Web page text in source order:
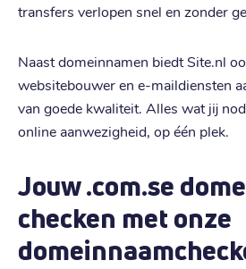
transfers verlopen snel en zonder
Naast domeinnamen biedt Site.nl
websitebouwer en e-maildiensten
van goede kwaliteit. Alles wat jij
online aanwezigheid, op één plek.
Jouw .com.se
checken met onze